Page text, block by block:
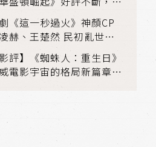
玩具總動員5》、《超少
《這一秒過火》神顏CP
赫、王楚然 民初亂世、
仇國難也要大談禁忌叔嫂戀
影評】《蜘蛛人：重生日》
電影宇宙的格局新篇章，